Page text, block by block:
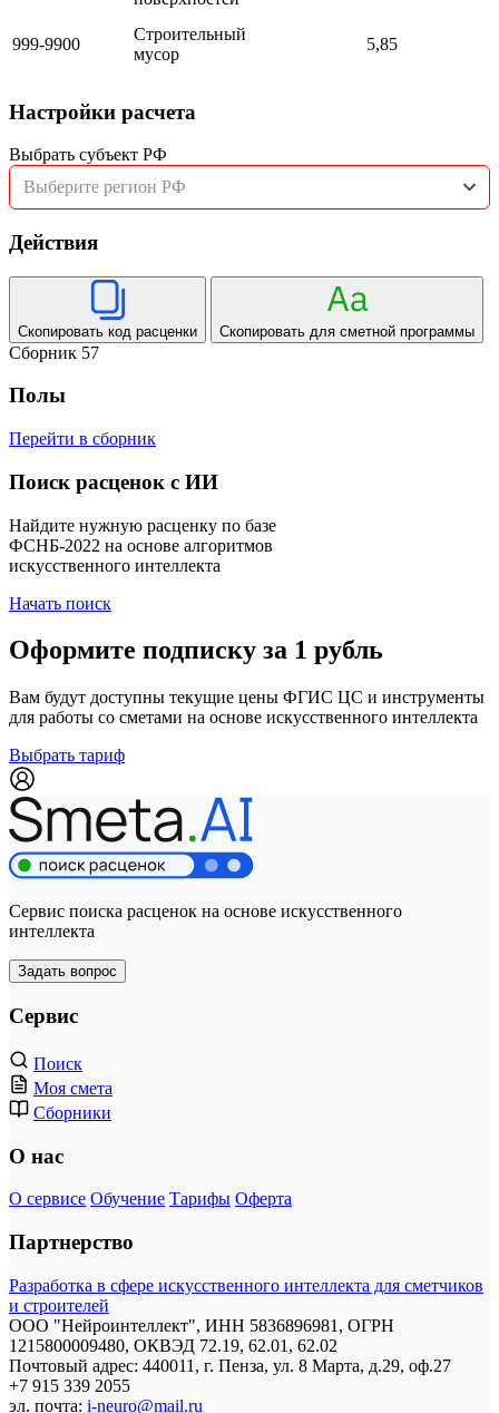
999-9900
Строительный
мусор
5,85
Настройки расчета
Выбрать субъект РФ
Выберите регион РФ
Действия
Скопировать код расценки Скопировать для сметной программы
Сборник 57
Полы
Перейти в сборник
Поиск расценок с ИИ
Найдите нужную расценку по базе
ФСНБ-2022 на основе алгоритмов
искусственного интеллекта
Начать поиск
Оформите подписку за 1 рубль
Вам будут доступны текущие цены ФГИС ЦС и инструменты
для работы со сметами на основе искусственного интеллекта
Выбрать тариф
Сервис поиска расценок на основе искусственного
интеллекта
Задать вопрос
Сервис
Поиск
Моя смета
Сборники
О нас
О сервисе Обучение Тарифы Оферта
Партнерство
Разработка в сфере искусственного интеллекта для сметчиков
и строителей
ООО "Нейроинтеллект", ИНН 5836896981, ОГРН
1215800009480, ОКВЭД 72.19, 62.01, 62.02
Почтовый адрес: 440011, г. Пенза, ул. 8 Марта, д.29, оф.27
+7 915 339 2055
эл. почта: i-neuro@mail.ru